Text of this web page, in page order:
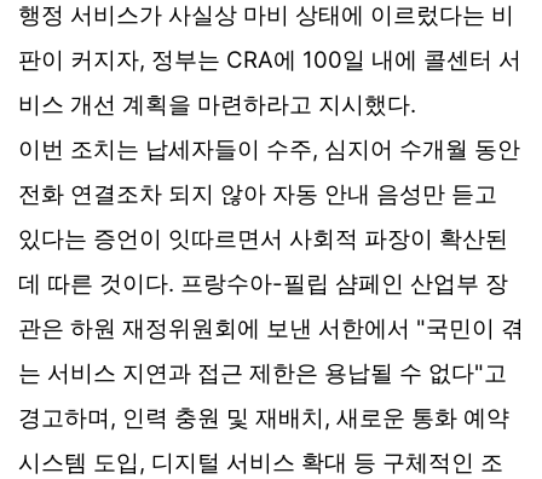
행정 서비스가 사실상 마비 상태에 이르렀다는 비
판이 커지자, 정부는 CRA에 100일 내에 콜센터 서
비스 개선 계획을 마련하라고 지시했다.
이번 조치는 납세자들이 수주, 심지어 수개월 동안
전화 연결조차 되지 않아 자동 안내 음성만 듣고
있다는 증언이 잇따르면서 사회적 파장이 확산된
데 따른 것이다. 프랑수아-필립 샴페인 산업부 장
관은 하원 재정위원회에 보낸 서한에서 "국민이 겪
는 서비스 지연과 접근 제한은 용납될 수 없다"고
경고하며, 인력 충원 및 재배치, 새로운 통화 예약
시스템 도입, 디지털 서비스 확대 등 구체적인 조